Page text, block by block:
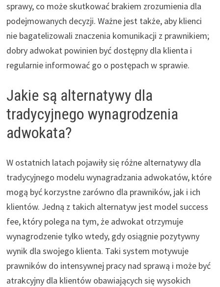
sprawy, co może skutkować brakiem zrozumienia dla
podejmowanych decyzji. Ważne jest także, aby klienci
nie bagatelizowali znaczenia komunikacji z prawnikiem;
dobry adwokat powinien być dostępny dla klienta i
regularnie informować go o postępach w sprawie.
Jakie są alternatywy dla
tradycyjnego wynagrodzenia
adwokata?
W ostatnich latach pojawiły się różne alternatywy dla
tradycyjnego modelu wynagradzania adwokatów, które
mogą być korzystne zarówno dla prawników, jak i ich
klientów. Jedną z takich alternatyw jest model success
fee, który polega na tym, że adwokat otrzymuje
wynagrodzenie tylko wtedy, gdy osiągnie pozytywny
wynik dla swojego klienta. Taki system motywuje
prawników do intensywnej pracy nad sprawą i może być
atrakcyjny dla klientów obawiających się wysokich